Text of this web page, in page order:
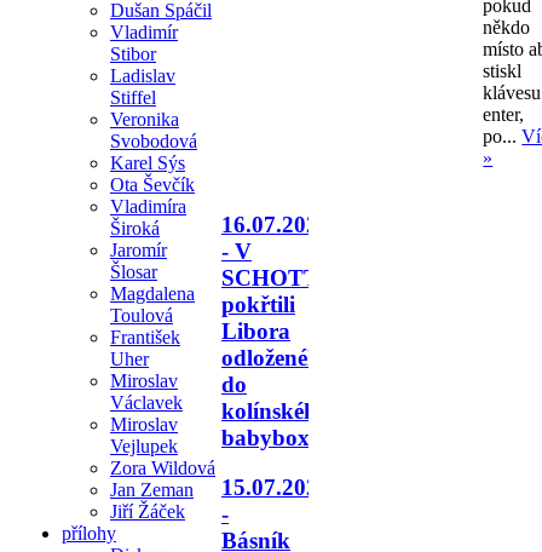
Dušan Spáčil
Vladimír
Stibor
Ladislav
Stiffel
Veronika
Svobodová
Karel Sýs
Ota Ševčík
Vladimíra
Široká
Jaromír
Šlosar
Magdalena
Toulová
František
Uher
Miroslav
Václavek
Miroslav
Vejlupek
Zora Wildová
Jan Zeman
Jiří Žáček
přílohy
pokud
někdo
místo
stiskl
klávesu
enter,
po...
»
16.07.2026
- V
SCHOTTU
pokřtili
Libora
odloženého
do
kolínského
babyboxu.
15.07.2026
-
Básník